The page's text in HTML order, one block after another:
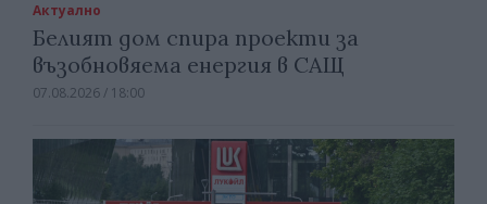
Актуално
Белият дом спира проекти за
възобновяема енергия в САЩ
07.08.2026 / 18:00